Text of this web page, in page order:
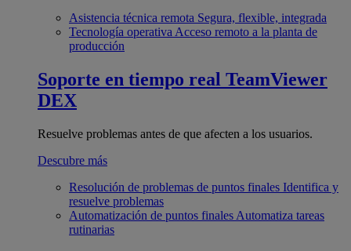
Asistencia técnica remota Segura, flexible, integrada
Tecnología operativa Acceso remoto a la planta de
producción
Soporte en tiempo real TeamViewer
DEX
Resuelve problemas antes de que afecten a los usuarios.
Descubre más
Resolución de problemas de puntos finales Identifica y
resuelve problemas
Automatización de puntos finales Automatiza tareas
rutinarias